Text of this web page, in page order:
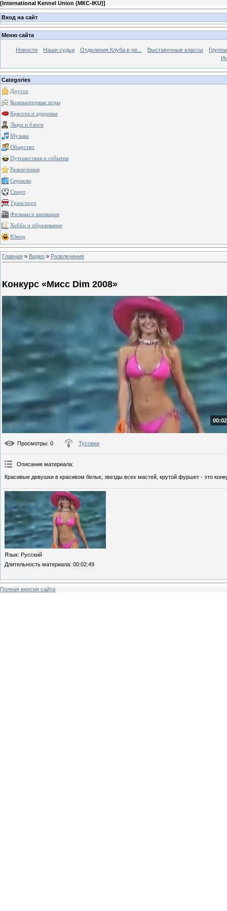
[International Kennel Union (МКС-IKU)]
Вход на сайт
Меню сайта
Новости Наши судьи Отделения Клуба в ре... Выставочные классы
Categories
Другое
Компьютерные игры
Красота и здоровье
Люди и блоги
Музыка
Общество
Путешествия и события
Развлечения
Сериалы
Спорт
Транспорт
Фильмы и анимация
Хобби и образование
Юмор
Главная » Видео » Развлечения
Конкурс «Мисс Dim 2008»
Просмотры: 0 Тусовки
Описание материала:
Красивые девушки в красивом белье, звезды всех мастей, крутой фуршет - это
Язык: Русский
Длительность материала: 00:02:49
Полная версия сайта